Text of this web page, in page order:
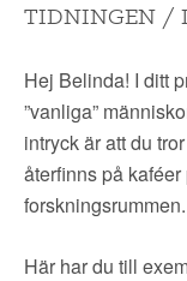
FÖR
NYHETER
SÖK
TIDNINGEN /
Hej Belinda! I ditt
”vanliga”
intryck är att du
återfinns på
Här har du till